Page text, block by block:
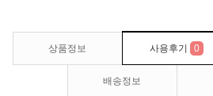
상품정보 사용후기 0
배송정보